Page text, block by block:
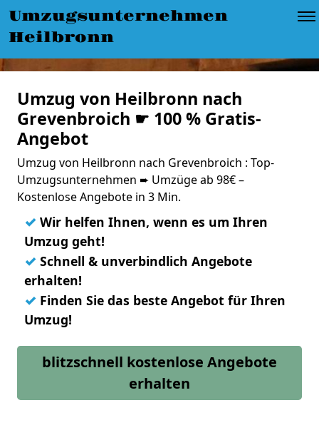
Umzugsunternehmen
Heilbronn
Umzug von Heilbronn nach
Grevenbroich ☛ 100 % Gratis-
Angebot
Umzug von Heilbronn nach Grevenbroich : Top-
Umzugsunternehmen ➨ Umzüge ab 98€ –
Kostenlose Angebote in 3 Min.
✓ Wir helfen Ihnen, wenn es um Ihren
Umzug geht!
✓ Schnell & unverbindlich Angebote
erhalten!
✓ Finden Sie das beste Angebot für Ihren
Umzug!
blitzschnell kostenlose Angebote
erhalten